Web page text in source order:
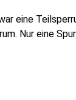
eine
Nur eine